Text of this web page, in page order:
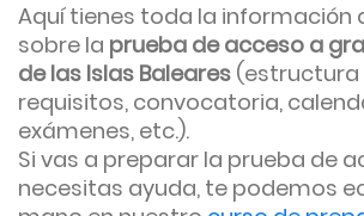
Aquí tienes toda la información
sobre la prueba de acceso a
de las Islas Baleares (estructura
requisitos, convocatoria,
exámenes, etc.).
Si vas a preparar la prueba de
necesitas ayuda, te podemos